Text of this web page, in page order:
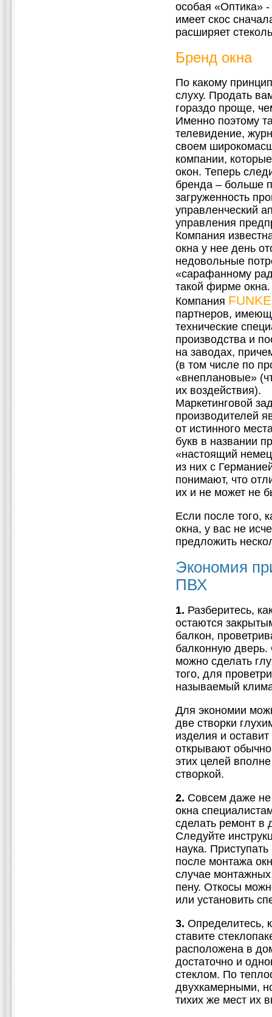
особая «Оптика»
имеет скос
расширяет
Бренд окна
По какому
слуху. Продать
гораздо проще,
Именно поэтому
телевидение,
своем
компании,
окон. Теперь
бренда – больше
загруженность
управленческий
управления
Компания
окна у нее день
недовольные
«сарафанному
такой фирме окна.
Компания FUNKE
партнеров,
технические
производства и
на заводах,
(в том числе по
«внеплановые»
их воздействия).
Маркетинговой
производителей
от истинного
букв в названии
«настоящий
из них с
понимают, что
их и не может не
Если после того,
окна, у вас не
предложить
Экономия
ПВХ
1. Разберитесь,
остаются
балкон,
балконную
можно сделать
того, для
называемый
Для экономии
две створки
изделия и
открывают
этих целей
створкой.
2. Совсем даже не
окна
сделать ремонт в
Следуйте
наука.
после монтажа
случае
пену. Откосы
или установить
3. Определитесь,
ставите
расположена в
достаточно и
стеклом. По
двухкамерными,
тихих же мест их